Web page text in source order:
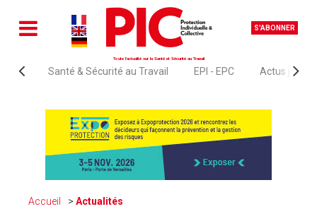
S'ABONNER
Toute l'actualité sur la Santé et Sécurité au Travail
Santé & Sécurité au Travail EPI - EPC Actus
Accueil Actualités